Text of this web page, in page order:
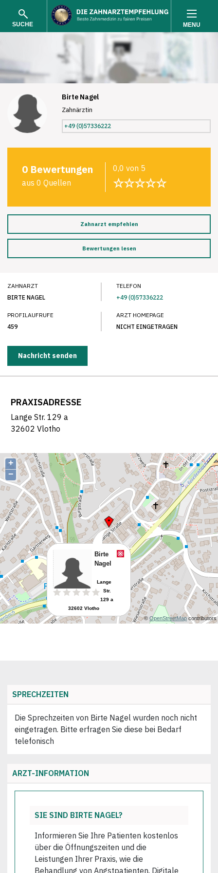
SUCHE
SUCHEN
MENU
Birte Nagel
Zahnärztin
+49 (0)57336222
0 Bewertungen
aus 0 Quellen
0,0 von 5
☆☆☆☆☆
Zahnarzt empfehlen
Bewertungen lesen
ZAHNARZT
BIRTE NAGEL
TELEFON
+49 (0)57336222
PROFILAUFRUFE
459
ARZT HOMEPAGE
NICHT EINGETRAGEN
Nachricht senden
PRAXISADRESSE
Lange Str. 129 a
32602 Vlotho
SPRECHZEITEN
Die Sprechzeiten von Birte Nagel wurden noch nicht
eingetragen. Bitte erfragen Sie diese bei Bedarf
telefonisch
ARZT-INFORMATION
SIE SIND BIRTE NAGEL?
Informieren Sie Ihre Patienten kostenlos
über die Öffnungszeiten und die
Leistungen Ihrer Praxis, wie die
Behandlung von Angstpatienten, Digitale